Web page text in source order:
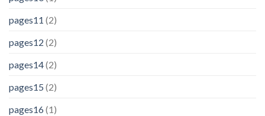
pages11 (2)
pages12 (2)
pages14(2)
pages15 (2)
pages16(1)